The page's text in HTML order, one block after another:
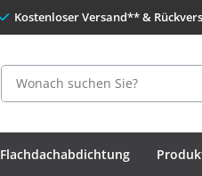
Kostenloser Versand** &
Suche
Flachdachabdichtung